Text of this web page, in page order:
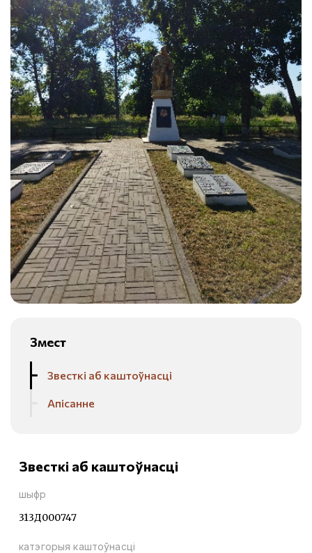
Змест
Звесткі аб каштоўнасці
Апісанне
Звесткі аб каштоўнасці
шыфр
313Д000747
катэгорыя каштоўнасці